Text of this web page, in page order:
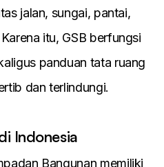
jalan, sungai, pantai,
itu, GSB berfungsi
panduan tata ruang
dan terlindungi.
Indonesia
Bangunan memiliki